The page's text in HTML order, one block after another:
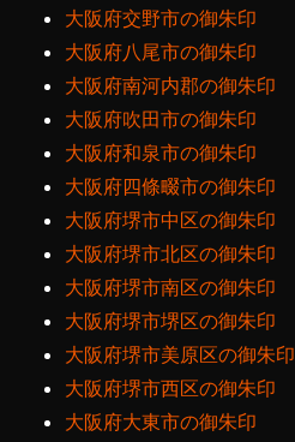
大阪府交野市の御朱印
大阪府八尾市の御朱印
大阪府南河内郡の御朱印
大阪府吹田市の御朱印
大阪府和泉市の御朱印
大阪府四條畷市の御朱印
大阪府堺市中区の御朱印
大阪府堺市北区の御朱印
大阪府堺市南区の御朱印
大阪府堺市堺区の御朱印
大阪府堺市美原区の御朱印
大阪府堺市西区の御朱印
大阪府大東市の御朱印